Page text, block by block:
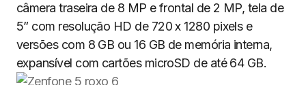
câmera traseira de 8 MP e frontal de 2 MP, tela de
5” com resolução HD de 720 x 1280 pixels e
versões com 8 GB ou 16 GB de memória interna,
expansível com cartões microSD de até 64 GB.